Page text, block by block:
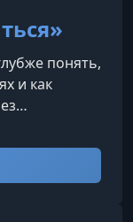
понять,
и как
хочет